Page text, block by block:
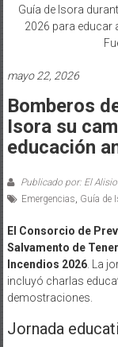
Guía de Isora
2026 para educar
mayo 22, 2026
Bomberos
Isora su
educación
Publicado por: El Alisio
Emergencias Guía de
El Consorcio de
Salvamento de
Incendios 2026. La
incluyó charlas
demostraciones.
Jornada